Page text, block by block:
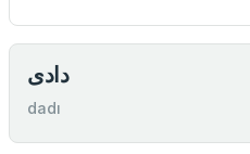
دادی
dadı